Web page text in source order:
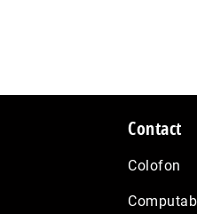
Contact
Colofon